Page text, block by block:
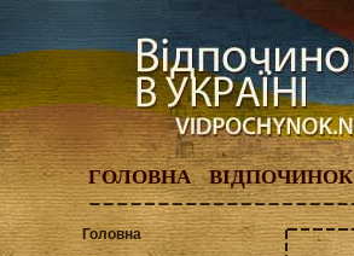
ГОЛОВНА ВІДПОЧИНОК
Головна